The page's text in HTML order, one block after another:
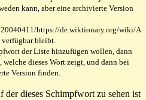
kann, aber eine archivierte Version
https://de.wiktionary.org/wiki/A
bleibt.
der Liste hinzufügen wollen, dann
welche dieses Wort zeigt, und dann bei
Version finden.
der dieses Schimpfwort zu sehen ist